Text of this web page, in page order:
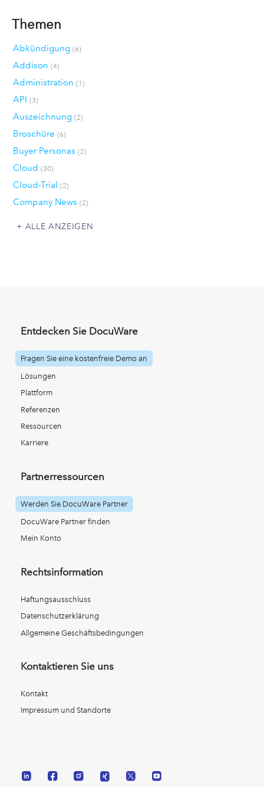
Themen
Abkündigung (6)
Addison (4)
Administration (1)
API (3)
Auszeichnung (2)
Broschüre (6)
Buyer Personas (2)
Cloud (30)
Cloud-Trial (2)
Company News (2)
ALLE ANZEIGEN
Entdecken Sie DocuWare
Fragen Sie eine kostenfreie Demo an
Lösungen
Plattform
Referenzen
Ressourcen
Karriere
Partnerressourcen
Werden Sie DocuWare Partner
DocuWare Partner finden
Mein Konto
Rechtsinformation
Haftungsausschluss
Datenschutzerklärung
Allgemeine Geschäftsbedingungen
Kontaktieren Sie uns
Kontakt
Impressum und Standorte